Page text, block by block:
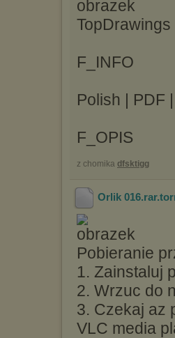
F_INFO
Polish | PDF
F_OPIS
z chomika dfsktigg
Orlik 016.rar
Pobieranie
1. Zainstaluj
2. Wrzuc do
3. Czekaj az
VLC media